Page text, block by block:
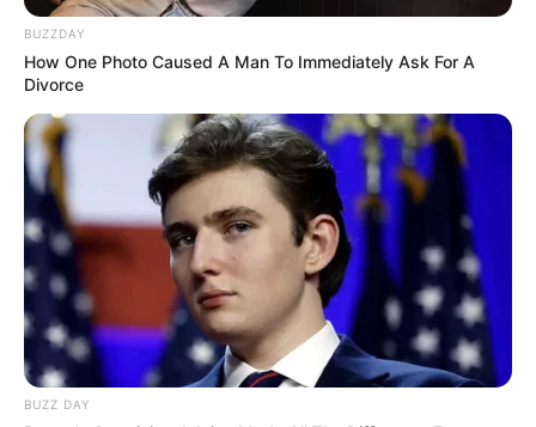
BUZZDAY
How One Photo Caused A Man To Immediately Ask For A
Divorce
BUZZ DAY